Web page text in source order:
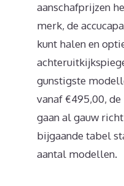
aanschafprijzen
merk, de
kunt halen en
gunstigste
vanaf €495,00,
gaan al gauw
bijgaande tabel
aantal modellen.